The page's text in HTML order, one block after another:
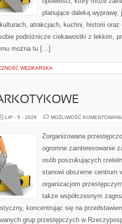
planujące daleką
atrakcjach, kuchni, historii
podróżnicze ciekawostki z lekkim,
można tu […]
WĘDKARSKA
LIP - 5 - 2026 MOŻLIWOŚĆ
Zorganizowana
ogromne zainteresowanie
osób poszukujących
stanowi obszerne centrum
organizacjom
także współczesnym
koncentrując się na
grup przestępczych w